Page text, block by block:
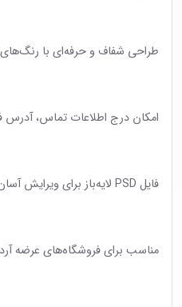
طراحی شفاف و حرفه‌ای با
امکان درج اطلاعات تماس، آدرس
فایل PSD لایه‌باز برای ویرایش آسان و شخصی‌سازی
مناسب برای فروشگاه‌های عرضه